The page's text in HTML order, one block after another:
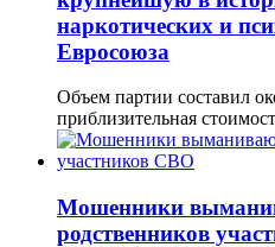
наркотических и
Евросоюза
Объем партии составил
приблизительная
Мошенники
родственников